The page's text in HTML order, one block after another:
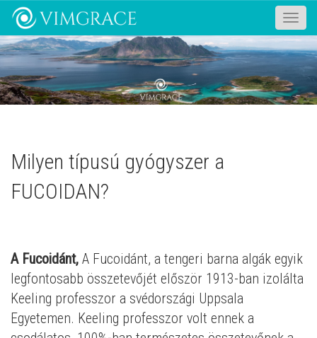
Toggle
Milyen típusú gyógyszer a
FUCOIDAN?
A Fucoidánt, A Fucoidánt, a tengeri barna algák egyik
legfontosabb összetevőjét először 1913-ban izolálta
Keeling professzor a svédországi Uppsala
Egyetemen. Keeling professzor volt ennek a